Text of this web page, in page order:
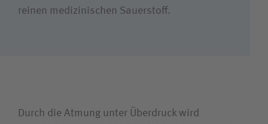
Suchwert
Ich bin
reinen medizinischen Sauerstoff.
Durch die Atmung unter Überdruck wird